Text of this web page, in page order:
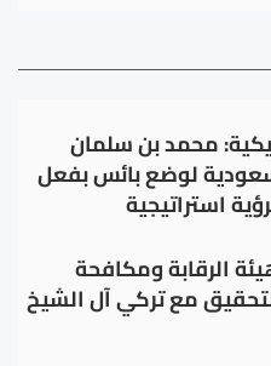
محمد بن سلمان
لوضع بائس بفعل
استراتيجية
الرقابة ومكافحة
مع تركي آل الشيخ